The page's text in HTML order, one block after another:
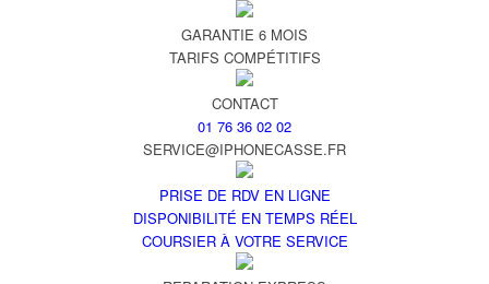
GARANTIE 6 MOIS
TARIFS COMPÉTITIFS
CONTACT
01 76 36 02 02
SERVICE@IPHONECASSE.FR
PRISE DE RDV EN LIGNE
DISPONIBILITÉ EN TEMPS RÉEL
COURSIER À VOTRE SERVICE